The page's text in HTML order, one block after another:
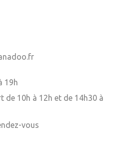
19h
de 10h à 12h et de 14h30 à
vous